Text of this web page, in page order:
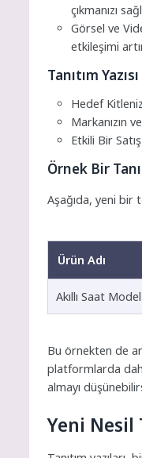
çıkmanızı
Görsel ve
etkileşimi
Tanıtım
Hedef
Markanızın
Etkili Bir
Örnek Bir
Aşağıda, yeni bir
Ürün Adı
Akıllı Saat
Bu örnekten de
platformlarda
almayı
Yeni Nesil